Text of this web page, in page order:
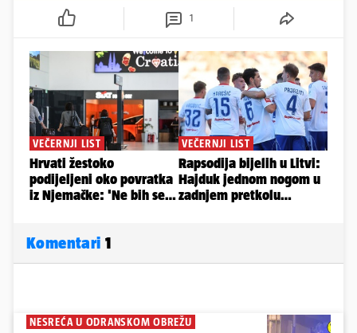
1
Komentari 1
NESREĆA U ODRANSKOM OBREŽU